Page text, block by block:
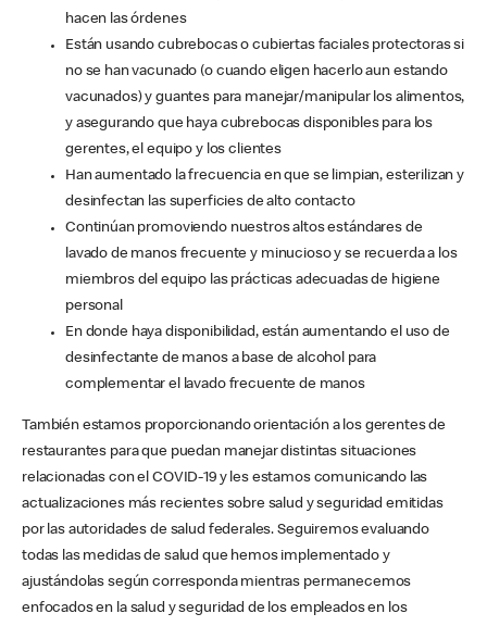
hacen las órdenes
Están usando cubrebocas o cubiertas faciales protectoras si
no se han vacunado (o cuando eligen hacerlo aun estando
vacunados) y guantes para manejar/manipular los alimentos,
y asegurando que haya cubrebocas disponibles para los
gerentes, el equipo y los clientes
Han aumentado la frecuencia en que se limpian, esterilizan y
desinfectan las superficies de alto contacto
Continúan promoviendo nuestros altos estándares de
lavado de manos frecuente y minucioso y se recuerda a los
miembros del equipo las prácticas adecuadas de higiene
personal
En donde haya disponibilidad, están aumentando el uso de
desinfectante de manos a base de alcohol para
complementar el lavado frecuente de manos
También estamos proporcionando orientación a los gerentes de
restaurantes para que puedan manejar distintas situaciones
relacionadas con el COVID-19 y les estamos comunicando las
actualizaciones más recientes sobre salud y seguridad emitidas
por las autoridades de salud federales. Seguiremos evaluando
todas las medidas de salud que hemos implementado y
ajustándolas según corresponda mientras permanecemos
enfocados en la salud y seguridad de los empleados en los